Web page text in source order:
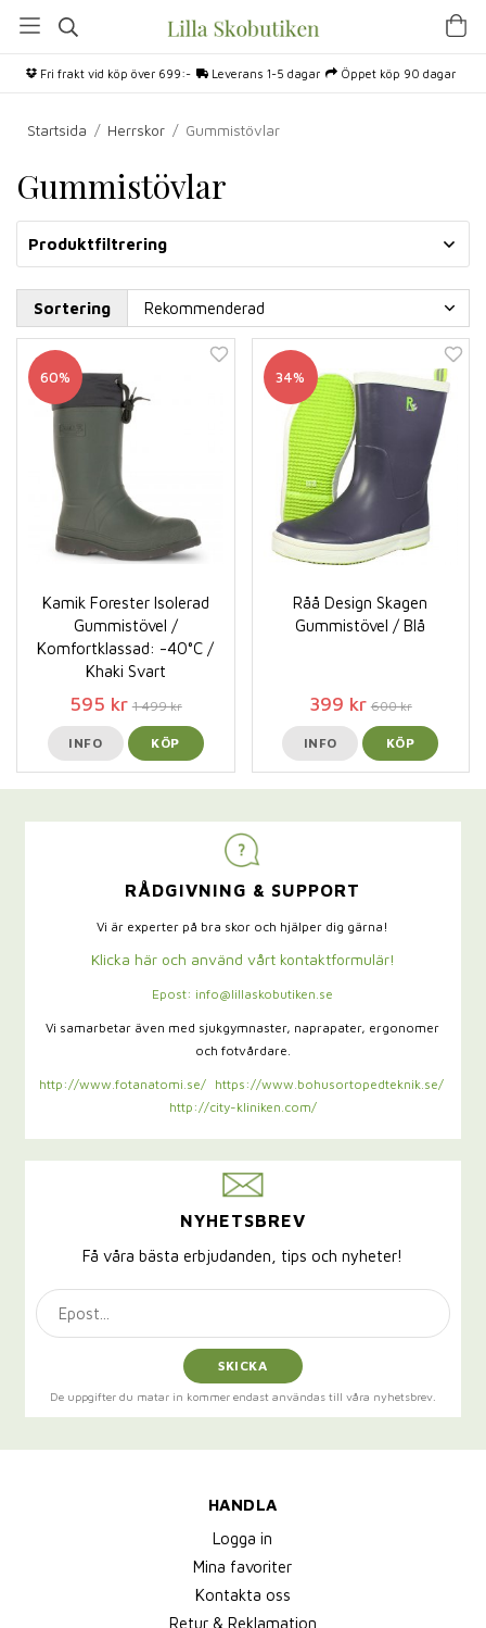
Fri frakt vid köp över 699:- Leverans 1-5 dagar Öppet köp 90 dagar
Startsida / Herrskor / Gummistövlar
Gummistövlar
Produktfiltrering
Sortering
60%
Kamik Forester Isolerad
Gummistövel /
Komfortklassad: -40°C /
Khaki Svart
595 kr 1 499 kr
INFO KÖP
34%
Råå Design Skagen
Gummistövel / Blå
399 kr 600 kr
INFO KÖP
RÅDGIVNING & SUPPORT
Vi är experter på bra skor och hjälper dig gärna!
Klicka här och använd vårt kontaktformulär!
Epost: info@lillaskobutiken.se
Vi samarbetar även med sjukgymnaster, naprapater, ergonomer
och fotvårdare.
http://www.fotanatomi.se/
https://www.bohusortopedteknik.se/
http://city-kliniken.com/
NYHETSBREV
Få våra bästa erbjudanden, tips och nyheter!
SKICKA
De uppgifter du matar in kommer endast användas till våra nyhetsbrev.
HANDLA
Logga in
Mina favoriter
Kontakta oss
Retur & Reklamation